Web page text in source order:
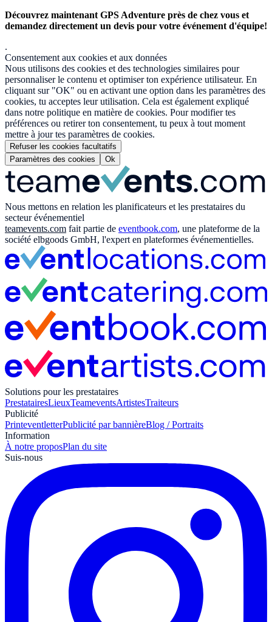
Découvrez maintenant GPS Adventure près de chez vous et
demandez directement un devis pour votre événement d'équipe!
.
Consentement aux cookies et aux données
Nous utilisons des cookies et des technologies similaires pour
personnaliser le contenu et optimiser ton expérience utilisateur. En
cliquant sur "OK" ou en activant une option dans les paramètres des
cookies, tu acceptes leur utilisation. Cela est également expliqué
dans notre politique en matière de cookies. Pour modifier tes
préférences ou retirer ton consentement, tu peux à tout moment
mettre à jour tes paramètres de cookies.
Refuser les cookies facultatifs
Paramètres des cookies
Ok
Nous mettons en relation les planificateurs et les prestataires du
secteur événementiel
teamevents.com fait partie de eventbook.com, une plateforme de la
société elbgoods GmbH, l'expert en plateformes événementielles.
Solutions pour les prestataires
PrestatairesLieuxTeameventsArtistesTraiteurs
Publicité
PrinteventletterPublicité par bannièreBlog / Portraits
Information
À notre proposPlan du site
Suis-nous